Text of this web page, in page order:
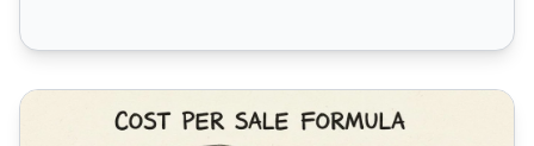
¿Cómo se calcula el costo por venta? Fórmula completa